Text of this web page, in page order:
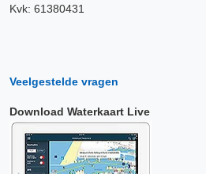
Kvk: 61380431
Veelgestelde vragen
Download Waterkaart Live